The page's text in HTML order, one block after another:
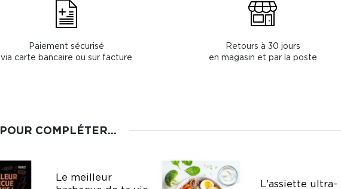
Paiement sécurisé
via carte bancaire ou sur facture
Retours à 30 jours
en magasin et par la poste
POUR COMPLÉTER...
Le meilleur
L'assiette ultra-